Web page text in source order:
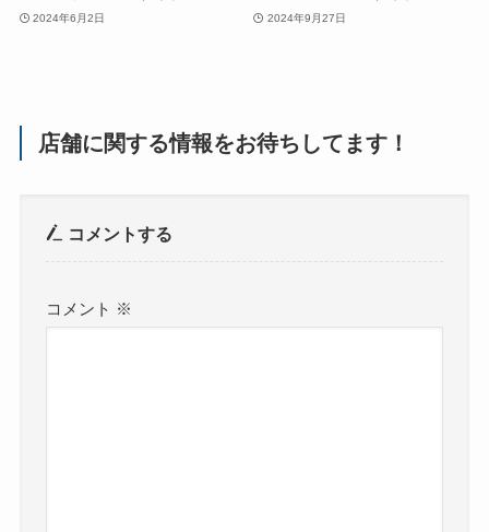
2024年6月2日 2024年9月27日
店舗に関する情報をお待ちしてます！
コメントする
コメント ※